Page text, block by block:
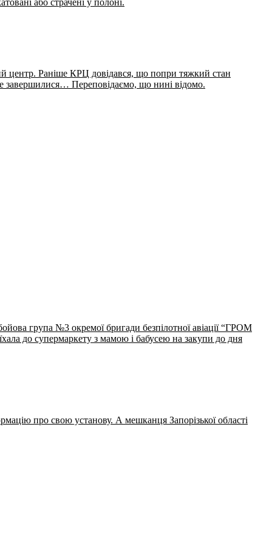
або страчені у полоні.
центр. Раніше КРЦ довідався, що попри тяжкий стан
завершилися… Переповідаємо, що нині відомо.
група №3 окремої бригади безпілотної авіації “ГРОМ
до супермаркету з мамою і бабусею на закупи до дня
про свою установу. А мешканця Запорізької області